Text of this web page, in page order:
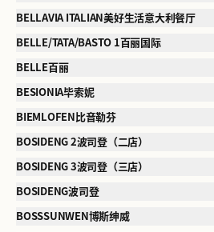
BELLAVIA ITALIAN美好生活意大利餐厅
BELLE/TATA/BASTO 1百丽国际
BELLE百丽
BESIONIA毕索妮
BIEMLOFEN比音勒芬
BOSIDENG 2波司登（二店）
BOSIDENG 3波司登（三店）
BOSIDENG波司登
BOSSSUNWEN博斯绅威